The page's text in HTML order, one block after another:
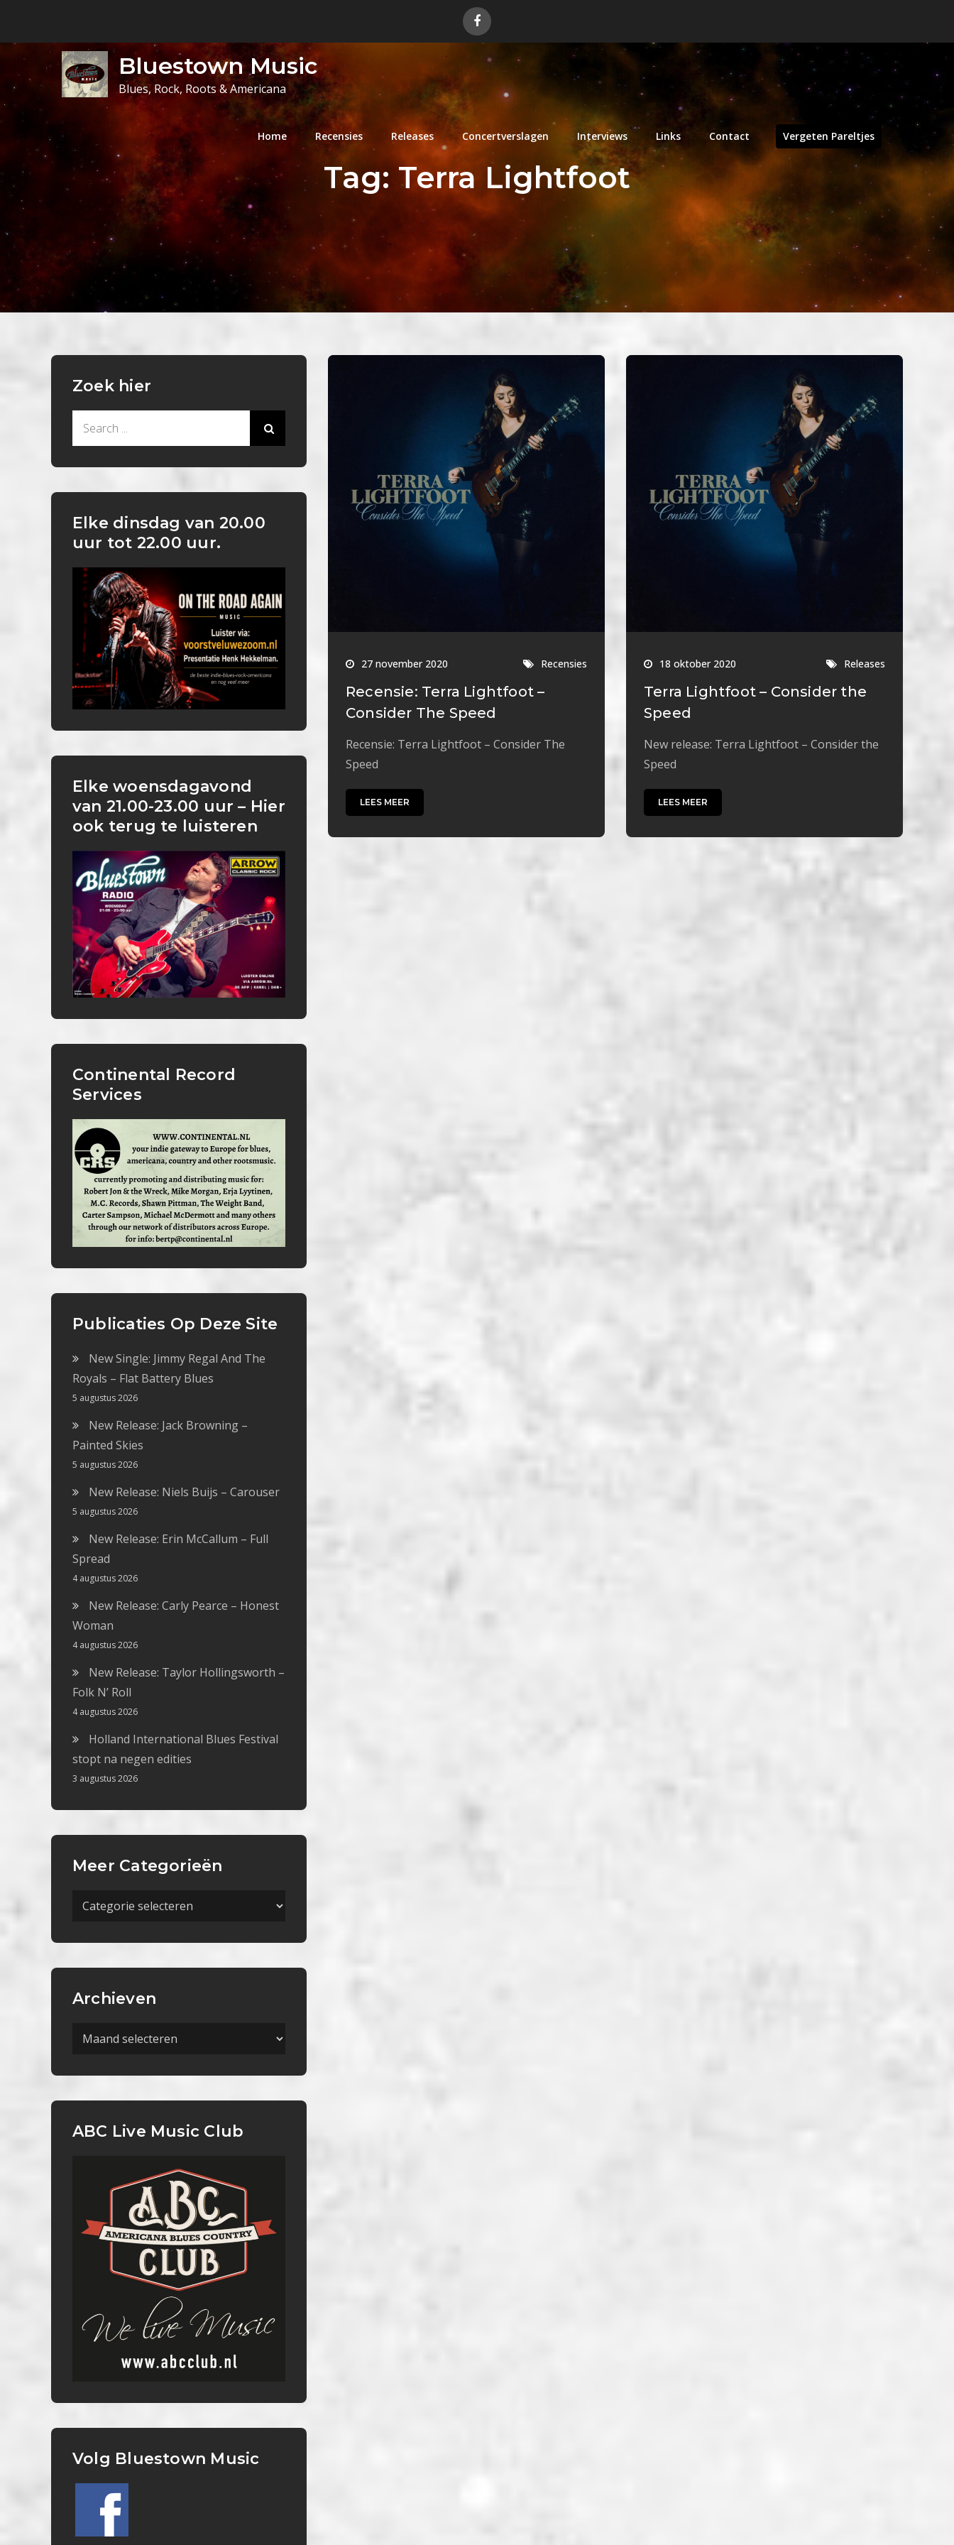
content
Bluestown Music
Blues, Rock, Roots & Americana
Home Recensies Releases Concertverslagen Interviews Links Contact Vergeten Pareltjes
Tag: Terra Lightfoot
27 november 2020 Recensies
Recensie: Terra Lightfoot –
Consider The Speed
Recensie: Terra Lightfoot – Consider The
Speed
LEES MEER
18 oktober 2020 Releases
Terra Lightfoot – Consider the
Speed
New release: Terra Lightfoot – Consider the
Speed
LEES MEER
Zoek hier
Elke dinsdag van 20.00
uur tot 22.00 uur.
Elke woensdagavond
van 21.00-23.00 uur – Hier
ook terug te luisteren
Continental Record
Services
Publicaties Op Deze Site
New Single: Jimmy Regal And The
Royals – Flat Battery Blues
5 augustus 2026
New Release: Jack Browning –
Painted Skies
5 augustus 2026
New Release: Niels Buijs – Carouser
5 augustus 2026
New Release: Erin McCallum – Full
Spread
4 augustus 2026
New Release: Carly Pearce – Honest
Woman
4 augustus 2026
New Release: Taylor Hollingsworth –
Folk N’ Roll
4 augustus 2026
Holland International Blues Festival
stopt na negen edities
3 augustus 2026
Meer Categorieën
Meer
Archieven
Archieven
ABC Live Music Club
Volg Bluestown Music